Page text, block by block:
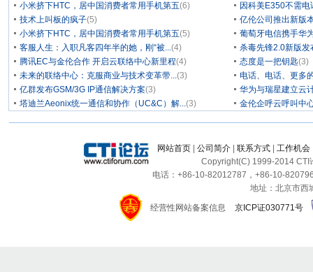
小米挤下HTC，居中国消费者常用手机第五(6)
因科美E350不需
技术上叫板的疯子(5)
亿伦公司推出新版
小米挤下HTC，居中国消费者常用手机第五(5)
葡萄牙电信携手华
客服人生：入职凡客四年半的她，刚“被...(4)
杀毒先锋2.0新版发
腾讯EC与金伦合作 开启云联络中心新里程(4) 态度是一把钥匙(3)
未来的联络中心：克服商业与技术变革带...(3)
电话、电话、更多
亿群发布GSM/3G IP通信解决方案(3)
华为与瑞星建立云
塔迪兰Aeonix统一通信和协作（UC&C）解...(3) 金伦企呼云呼叫中
网站首页 公司简介 联系方式 工作机会
Copyright(C) 1999-2014 CTI
电话：+86-10-82012787，+86-10-
地址：北京市西
经营性网站备案信息
京ICP证030771号